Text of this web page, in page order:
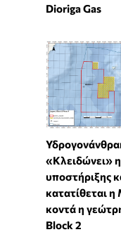
Dioriga Gas
«Κλειδώνει»
υποστήριξης
κατατίθεται
κοντά η
Block 2